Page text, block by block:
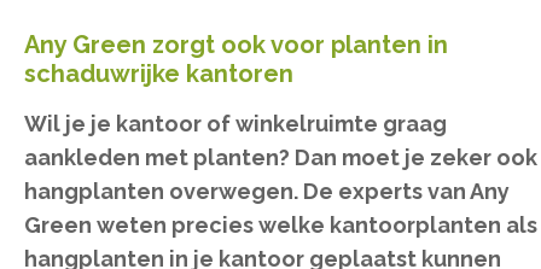
Any Green zorgt ook voor planten in
schaduwrijke kantoren
Wil je je kantoor of winkelruimte graag
aankleden met planten? Dan moet je zeker ook
hangplanten overwegen. De experts van Any
Green weten precies welke kantoorplanten als
hangplanten in je kantoor geplaatst kunnen